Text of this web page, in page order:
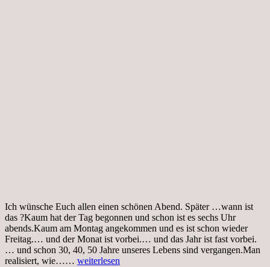
Ich wünsche Euch allen einen schönen Abend. Später …wann ist
das ?Kaum hat der Tag begonnen und schon ist es sechs Uhr
abends.Kaum am Montag angekommen und es ist schon wieder
Freitag.… und der Monat ist vorbei.… und das Jahr ist fast vorbei.
… und schon 30, 40, 50 Jahre unseres Lebens sind vergangen.Man
realisiert, wie…… Dienstag,
weiterlesen